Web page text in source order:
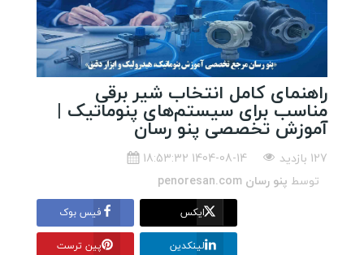
راهنمای کامل انتخاب شیر برقی
مناسب برای سیستم‌های پنوماتیک |
آموزش تخصصی پنو رسان
127 بازدید
1404-08-14 18:53:32
توسط پنو رسان penoresan.com
فیس بوک
ایکس
پین ترست
لینکدین